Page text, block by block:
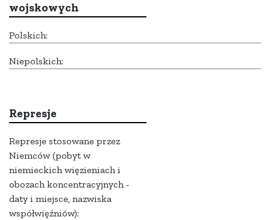
wojskowych
Polskich:
Niepolskich:
Represje
Represje stosowane przez
Niemców (pobyt w
niemieckich więzieniach i
obozach koncentracyjnych -
daty i miejsce, nazwiska
współwięźniów):